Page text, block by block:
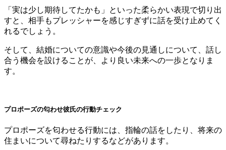
「実は少し期待してたかも」といった柔らかい表現で切り出
すと、相手もプレッシャーを感じすぎずに話を受け止めてく
れるでしょう。
そして、結婚についての意識や今後の見通しについて、話し
合う機会を設けることが、より良い未来への一歩となりま
す。
プロポーズの匂わせ彼氏の行動チェック
プロポーズを匂わせる行動には、指輪の話をしたり、将来の
住まいについて尋ねたりするなどがあります。